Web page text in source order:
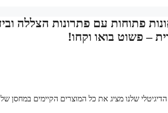
פתוחות עם פתרונות הצללה
– פשוט בואו וקחו!
שלנו מציג את כל המוצרים הקיימים במחסן